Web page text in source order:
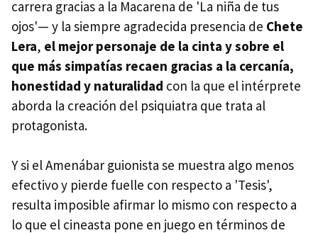
carrera gracias a la Macarena de 'La niña de tus
ojos'— y la siempre agradecida presencia de Chete
Lera, el mejor personaje de la cinta y sobre el
que más simpatías recaen gracias a la cercanía,
honestidad y naturalidad con la que el intérprete
aborda la creación del psiquiatra que trata al
protagonista.
Y si el Amenábar guionista se muestra algo menos
efectivo y pierde fuelle con respecto a 'Tesis',
resulta imposible afirmar lo mismo con respecto a
lo que el cineasta pone en juego en términos de